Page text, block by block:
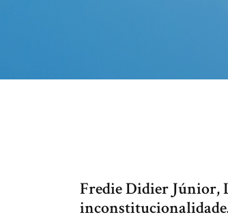
Fredie Didier Júnior,